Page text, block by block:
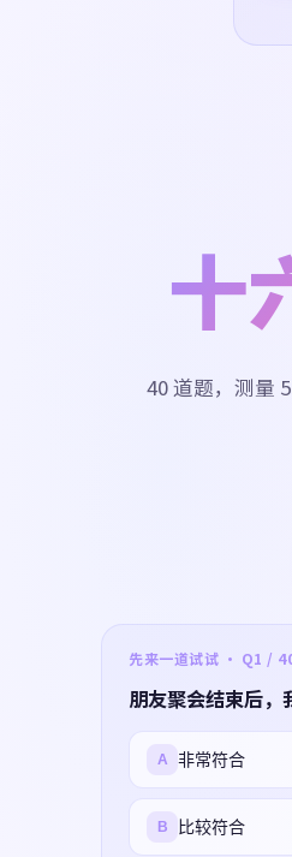
十
40 道题，测量
先来一道试试 · Q1 /
朋友聚会结束后，
A 非常符合
B 比较符合